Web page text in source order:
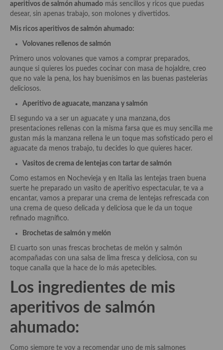
Especias, hierbas, condimentos, espesantes y aditivos
Historia de la gastronomía, platos celebres, cocineros, críticos,
Origen y evolución de la comida
Protocolo y buenas maneras.
Viajes eno-gastro-turísticos
En El Candelero
Prensa
Recetas
Acompañamientos
Airfryer recetas
Aderezos, salsas, vinagretas, especias, hierbas aromáticas o
aditivos
Especias, mezclas de especias
Hierbas aromáticas
Aceites
Mojos y pastas
aperitivos de salmón ahumado más sencillos y ricos que puedas
desear, sin apenas trabajo, son molones y divertidos.
Mis ricos aperitivos de salmón ahumado:
Volovanes rellenos de salmón
Primero unos volovanes que vamos a comprar preparados,
aunque si quieres los puedes cocinar con masa de hojaldre, creo
que no vale la pena, los hay buenísimos en las buenas pastelerías
deliciosos.
Aperitivo de aguacate, manzana y salmón
El segundo va a ser un aguacate y una manzana, dos
presentaciones rellenas con la misma farsa que es muy sencilla me
gustan más la manzana rellena le un toque mas sofisticado pero el
aguacate da menos trabajo, tu decides lo que quieres hacer.
Vasitos de crema de lentejas con tartar de salmón
Como estamos en Nochevieja y en Italia las lentejas traen buena
suerte he preparado un vasito de aperitivo espectacular, te va a
encantar, vamos a preparar una crema de lentejas refrescada con
una crema de queso delicada y deliciosa que le da un toque
refinado magnífico.
Brochetas de salmón y melón
El cuarto son unas frescas brochetas de melón y salmón
acompañadas con una salsa de lima fresca y deliciosa, con su
toque canalla que la hace de lo más apetecibles.
Los ingredientes de mis
aperitivos de salmón
ahumado:
Como siempre te voy a recomendar uno de mis salmones